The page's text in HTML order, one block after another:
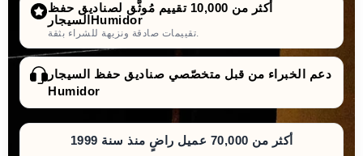
أكثر من 10,000 تقييم مُوثَّق لصناديق حفظ
السيجارHumidor
تقييمات صادقة ونزيهة للشراء بثقة.
دعم الخبراء من قبل متخصّصي صناديق حفظ السيجار
Humidor
أكثر من 70,000 عميل راضٍ منذ سنة 1999